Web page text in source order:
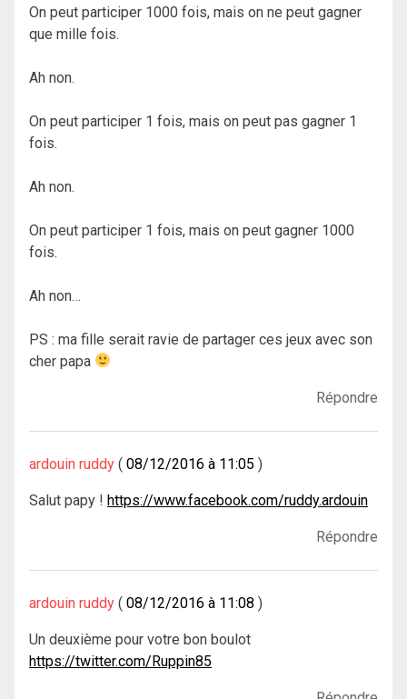
On peut participer 1000 fois, mais on ne peut gagner
que mille fois.
Ah non.
On peut participer 1 fois, mais on peut pas gagner 1
fois.
Ah non.
On peut participer 1 fois, mais on peut gagner 1000
fois.
Ah non…
PS : ma fille serait ravie de partager ces jeux avec son
cher papa
Répondre
ardouin ruddy 08/12/2016 à 11:05
Salut papy ! https://www.facebook.com/ruddy.ardouin
Répondre
ardouin ruddy 08/12/2016 à 11:08
Un deuxième pour votre bon boulot
https://twitter.com/Ruppin85